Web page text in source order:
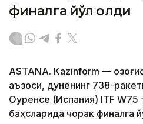
финалга йўл олди
ASTANА. Кazinform —
аъзоси, дунёнинг 738-
Оуренсе (Испания) ITF W75
баҳсларида чорак финалга